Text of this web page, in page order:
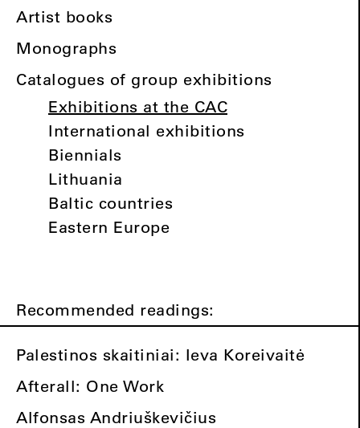
Artist books
Monographs
Catalogues of group exhibitions
Exhibitions at the CAC
International exhibitions
Biennials
Lithuania
Baltic countries
Eastern Europe
Recommended readings:
Palestinos skaitiniai: Ieva Koreivaitė
Afterall: One Work
Alfonsas Andriuškevičius